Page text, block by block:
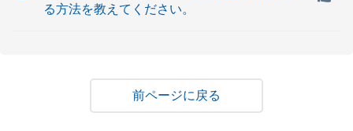
る方法を教えてください。
戻る